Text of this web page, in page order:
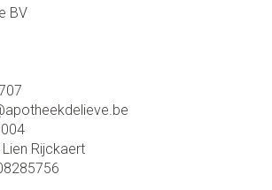
BV
apotheekdelieve.be
Lien Rijckaert